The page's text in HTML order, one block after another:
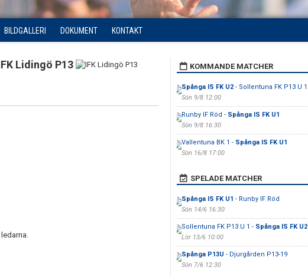
BILDGALLERI DOKUMENT KONTAKT
Lidingö P13 KOMMANDE MATCHER
Spånga IS FK U2- Sollentuna FK P13 U 1
Sön 9/8 12:00
Runby IF Röd - Spånga IS FK U1
Sön 9/8 16:30
Vallentuna BK 1 - Spånga IS FK U1
Sön 16/8 17:00
SPELADE MATCHER
Spånga IS FK U1 - Runby IF Röd
Sön 14/6 16:30
Sollentuna FK P13 U 1 - Spånga IS FK U2
Lör 13/6 10:00
Spånga P13U - Djurgården P13-19
Sön 7/6 12:30